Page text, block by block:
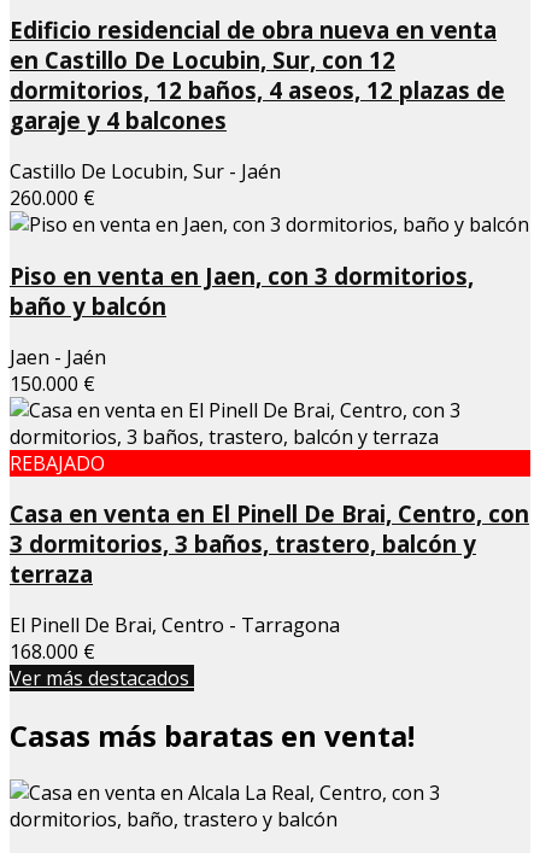
Edificio residencial de obra nueva en venta
en Castillo De Locubin, Sur, con 12
dormitorios, 12 baños, 4 aseos, 12 plazas de
garaje y 4 balcones
Castillo De Locubin, Sur - Jaén
260.000 €
Piso en venta en Jaen, con 3 dormitorios,
baño y balcón
Jaen - Jaén
150.000 €
REBAJADO
Casa en venta en El Pinell De Brai, Centro, con
3 dormitorios, 3 baños, trastero, balcón y
terraza
El Pinell De Brai, Centro - Tarragona
168.000 €
Ver más destacados
Casas más baratas en venta!